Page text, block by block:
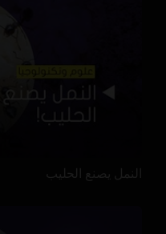
النمل يصنع الحليب